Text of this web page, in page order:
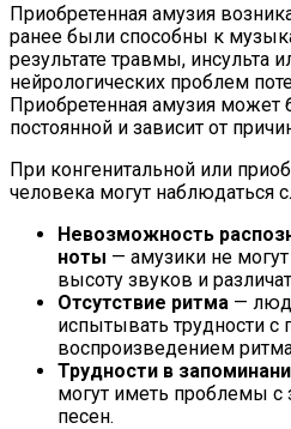
Приобретенная амузия
ранее были способны к
результате травмы, инсульта
нейрологических проблем
Приобретенная амузия
постоянной и зависит от
При конгенитальной или
человека могут
Невозможность
ноты — амузики не
высоту звуков и
Отсутствие ритма —
испытывать трудности с
воспроизведением
Трудности в
могут иметь проблемы
песен.